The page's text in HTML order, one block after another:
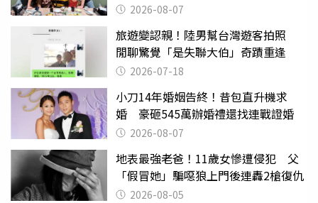
2026-08-07
旅遊變認親！陸男幫台灣遊客拍照
閒聊驚覺「是失聯大伯」奇蹟重逢
2026-07-18
小刀14年婚姻告終！昔包直升機求
婚 豪砸545萬辦婚禮還找連戰證婚
2026-08-07
地表最強老爸！11歲女慘遭侵犯 父
「假冒她」騙噁狼上門後連轟2槍復仇
2026-08-05